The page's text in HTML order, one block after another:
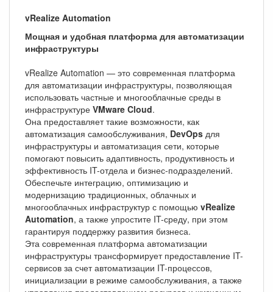
vRealize Automation
Мощная и удобная платформа для автоматизации
инфраструктуры
vRealize Automation — это современная платформа
для автоматизации инфраструктуры, позволяющая
использовать частные и многооблачные среды в
инфраструктуре VMware Cloud.
Она предоставляет такие возможности, как
автоматизация самообслуживания, DevOps для
инфраструктуры и автоматизация сети, которые
помогают повысить адаптивность, продуктивность и
эффективность IT-отдела и бизнес-подразделений.
Обеспечьте интеграцию, оптимизацию и
модернизацию традиционных, облачных и
многооблачных инфраструктур с помощью vRealize
Automation, а также упростите IT-среду, при этом
гарантируя поддержку развития бизнеса.
Эта современная платформа автоматизации
инфраструктуры трансформирует предоставление IT-
сервисов за счет автоматизации IT-процессов,
инициализации в режиме самообслуживания, а также